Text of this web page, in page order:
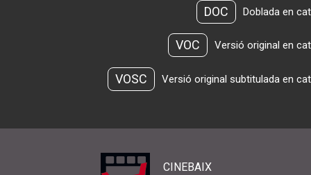
DOC Doblada en
VOC Versió original en
VOSC Versió original subtitulada en
CINEBAIX